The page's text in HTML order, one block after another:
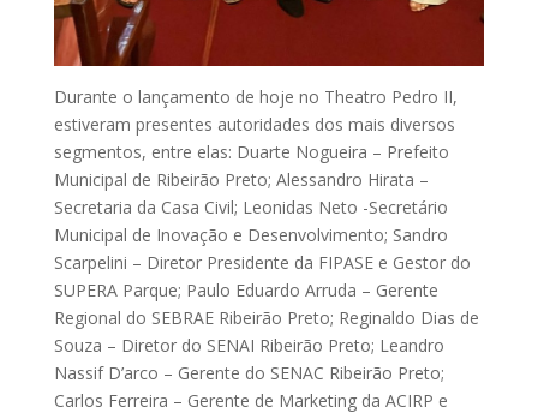
Durante o lançamento de hoje no Theatro Pedro II,
estiveram presentes autoridades dos mais diversos
segmentos, entre elas: Duarte Nogueira – Prefeito
Municipal de Ribeirão Preto; Alessandro Hirata –
Secretaria da Casa Civil; Leonidas Neto -Secretário
Municipal de Inovação e Desenvolvimento; Sandro
Scarpelini – Diretor Presidente da FIPASE e Gestor do
SUPERA Parque; Paulo Eduardo Arruda – Gerente
Regional do SEBRAE Ribeirão Preto; Reginaldo Dias de
Souza – Diretor do SENAI Ribeirão Preto; Leandro
Nassif D’arco – Gerente do SENAC Ribeirão Preto;
Carlos Ferreira – Gerente de Marketing da ACIRP e